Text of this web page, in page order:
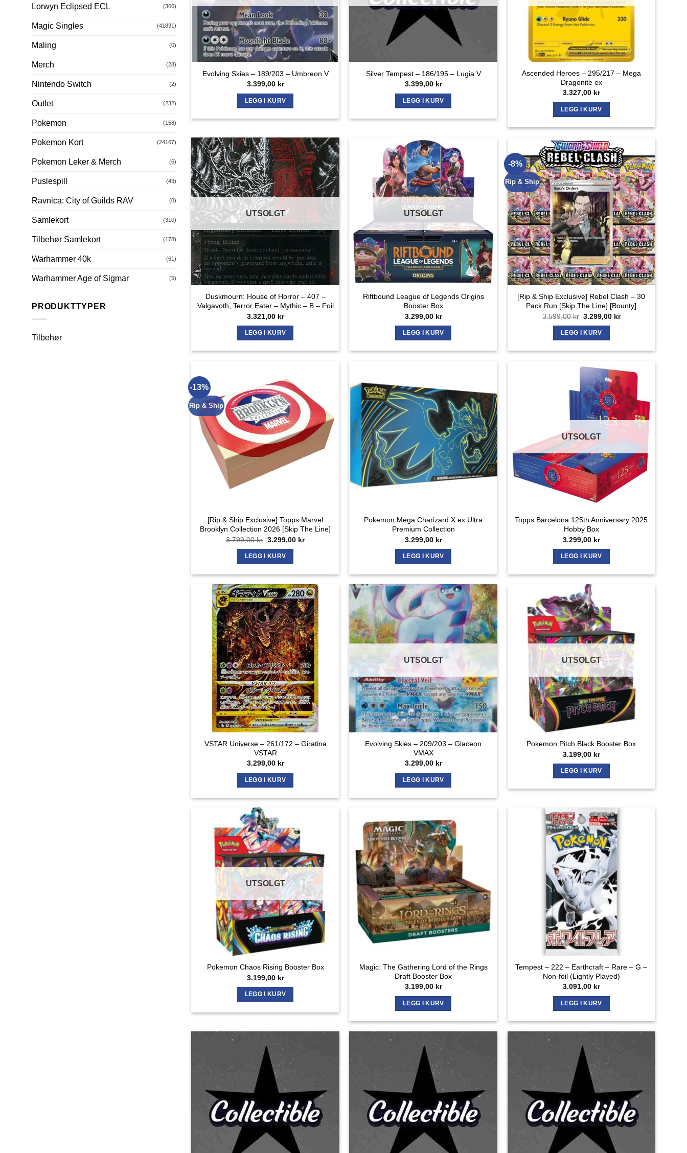
Lorwyn Eclipsed ECL (366)
Magic Singles (41831)
Maling (0)
Merch (28)
Nintendo Switch (2)
Outlet (232)
Pokemon (158)
Pokemon Kort (24167)
Pokemon Leker & Merch (6)
Puslespill (43)
Ravnica: City of Guilds RAV (0)
Samlekort (310)
Tilbehør Samlekort (178)
Warhammer 40k (61)
Warhammer Age of Sigmar (5)
PRODUKTTYPER
Tilbehør
Evolving Skies – 189/203 – Umbreon V
3.399,00 kr
LEGG I KURV
Silver Tempest – 186/195 – Lugia V
3.399,00 kr
LEGG I KURV
Ascended Heroes – 295/217 – Mega
Dragonite ex
3.327,00 kr
LEGG I KURV
UTSOLGT
Duskmourn: House of Horror – 407 –
Valgavoth, Terror Eater – Mythic – B – Foil
3.321,00 kr
LEGG I KURV
UTSOLGT
Riftbound League of Legends Origins
Booster Box
3.299,00 kr
LEGG I KURV
-8%
Rip & Ship
[Rip & Ship Exclusive] Rebel Clash – 30
Pack Run [Skip The Line] [Bounty]
3.599,00kr Opprinnelig
var:
3.599,00 kr.
3.299,00 krNåværende
LEGG I KURV
-13%
Rip & Ship
[Rip & Ship Exclusive] Topps Marvel
Brooklyn Collection 2026 [Skip The Line]
3.799,00kr Opprinnelig
var:
3.799,00 kr.
3.299,00 krNåværende
LEGG I KURV
Pokemon Mega Charizard X ex Ultra
Premium Collection
3.299,00 kr
LEGG I KURV
UTSOLGT
Topps Barcelona 125th Anniversary 2025
Hobby Box
3.299,00 kr
LEGG I KURV
VSTAR Universe – 261/172 – Giratina
VSTAR
3.299,00 kr
LEGG I KURV
UTSOLGT
Evolving Skies – 209/203 – Glaceon
VMAX
3.299,00 kr
LEGG I KURV
UTSOLGT
Pokemon Pitch Black Booster Box
3.199,00 kr
LEGG I KURV
UTSOLGT
Pokemon Chaos Rising Booster Box
3.199,00 kr
LEGG I KURV
Magic: The Gathering Lord of the Rings
Draft Booster Box
3.199,00 kr
LEGG I KURV
Tempest – 222 – Earthcraft – Rare – G –
Non-foil (Lightly Played)
3.091,00 kr
LEGG I KURV